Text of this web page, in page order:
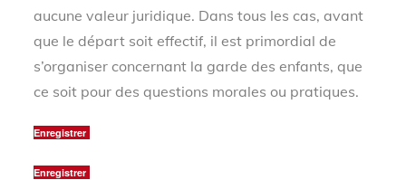
aucune valeur juridique. Dans tous les cas, avant
que le départ soit effectif, il est primordial de
s’organiser concernant la garde des enfants, que
ce soit pour des questions morales ou pratiques.
Enregistrer
Enregistrer